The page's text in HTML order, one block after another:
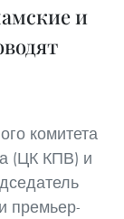
и
комитета
(ЦК КПВ) и
премьер-